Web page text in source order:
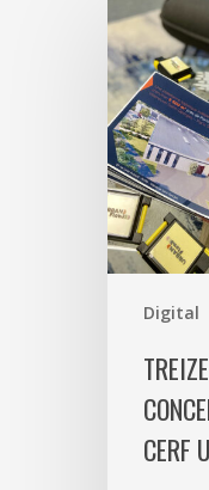
Digital
Cent
Treize
décline
son
concept
Urban
Flow
au
profit
ULOG
CERF